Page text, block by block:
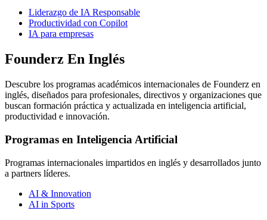
Liderazgo de IA Responsable
Productividad con Copilot
IA para empresas
Founderz En Inglés
Descubre los programas académicos internacionales de Founderz en
inglés, diseñados para profesionales, directivos y organizaciones que
buscan formación práctica y actualizada en inteligencia artificial,
productividad e innovación.
Programas en Inteligencia Artificial
Programas internacionales impartidos en inglés y desarrollados junto
a partners líderes.
AI & Innovation
AI in Sports